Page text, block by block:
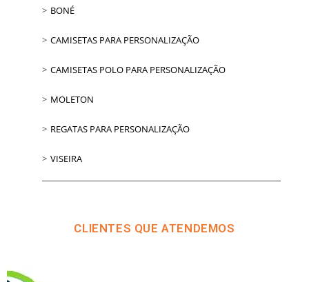
BONÉ
CAMISETAS PARA PERSONALIZAÇÃO
CAMISETAS POLO PARA PERSONALIZAÇÃO
MOLETON
REGATAS PARA PERSONALIZAÇÃO
VISEIRA
CLIENTES QUE ATENDEMOS